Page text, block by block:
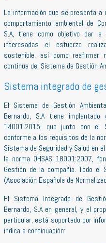
La información que se presenta a
comportamiento ambiental de
S.A, tiene como objetivo dar
interesadas el esfuerzo
sostenible, así como reafirmar
continua del Sistema de Gestión
Sistema integrado de
El Sistema de Gestión
Bernardo, S.A tiene
14001:2015, que junto con el
conforme a los requisitos de la
Sistema de Seguridad y Salud en
la norma OHSAS 18001:2007,
Gestión de la compañía. Todo el
(Asociación Española de
El Sistema Integrado de
Bernardo, S.A en general, y el
particular, está soportado por
indica a continuación: